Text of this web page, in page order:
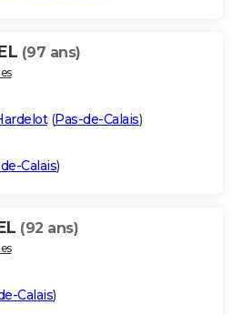
(97 ans)
(Pas-de-Calais)
Calais)
(92 ans)
Calais)